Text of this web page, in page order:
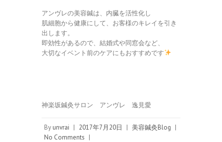
アンヴレの美容鍼は、内臓を活性化し
肌細胞から健康にして、お客様のキレイを引き
出します。
即効性があるので、結婚式や同窓会など、
大切なイベント前のケアにもおすすめです
神楽坂鍼灸サロン アンヴレ 逸見愛
By unvrai | 2017年7月20日 | 美容鍼灸Blog |
No Comments |